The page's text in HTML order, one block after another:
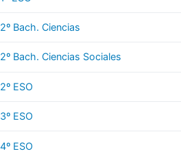
2º Bach. Ciencias
2º Bach. Ciencias Sociales
2º ESO
3º ESO
4º ESO